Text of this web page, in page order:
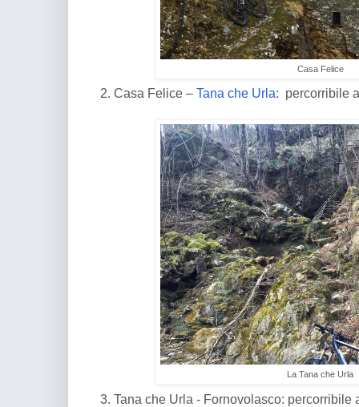
Casa Felice
2. Casa Felice – Tana che Urla: percorribile
La Tana che Urla
3. Tana che Urla - Fornovolasco: percorribile